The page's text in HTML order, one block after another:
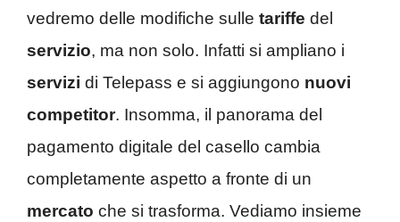
vedremo delle modifiche sulle tariffe del
servizio, ma non solo. Infatti si ampliano i
servizi di Telepass e si aggiungono nuovi
competitor. Insomma, il panorama del
pagamento digitale del casello cambia
completamente aspetto a fronte di un
mercato che si trasforma. Vediamo insieme